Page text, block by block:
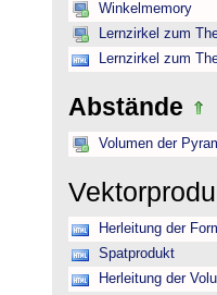
Winkelmemory
Lernzirkel zum
Lernzirkel zum
Abstände
Volumen der
Herleitung der
Spatprodukt
Herleitung der